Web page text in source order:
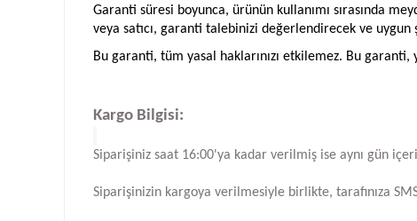
Garanti süresi boyunca, ürünün kullanımı sırasında
veya satıcı, garanti talebinizi değerlendirecek ve uygun
Bu garanti, tüm yasal haklarınızı etkilemez. Bu
Kargo Bilgisi:
Siparişiniz saat 16:00'ya kadar verilmiş ise aynı gün
Siparişinizin kargoya verilmesiyle birlikte, tarafınıza